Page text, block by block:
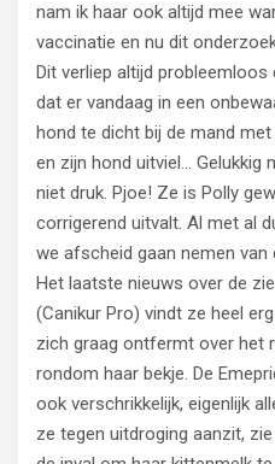
nam ik haar ook altijd mee
vaccinatie en nu dit
Dit verliep altijd
dat er vandaag in een
hond te dicht bij de mand
en zijn hond uitviel… Gelukkig
niet druk. Pjoe! Ze is Polly
corrigerend uitvalt. Al met al
we afscheid gaan nemen van
Het laatste nieuws over de
(Canikur Pro) vindt ze heel
zich graag ontfermt over het
rondom haar bekje. De
ook verschrikkelijk, eigenlijk
ze tegen uitdroging aanzit,